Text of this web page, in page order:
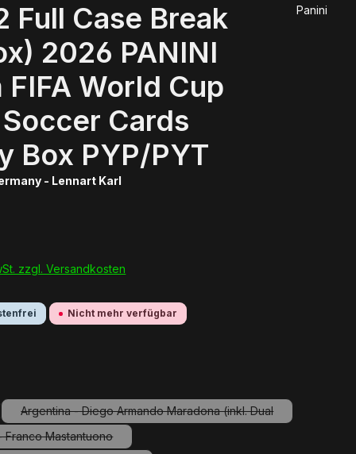
Full Case Break
2026 PANINI
FIFA World Cup
Cards
Box PYP/PYT
- Lennart Karl
Panini
zzgl. Versandkosten
Nicht mehr verfügbar
ist zurzeit nicht verfügbar.)
Argentina - Diego Armando Maradona (inkl. Dual
(Diese Option ist zurzeit nicht verfügbar.)
Franco Mastantuono
(Diese Option ist zurzeit nicht verfügbar.)